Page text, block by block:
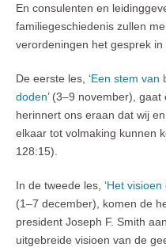
En consulenten en
familiegeschiedenis zullen
verordeningen het gesprek in
De eerste les, ‘Een stem van
doden’ (3–9 november),
herinnert ons eraan dat wij
elkaar tot volmaking kunnen
128:15).
In de tweede les, ‘Het
(1–7 december), komen de
president Joseph F. Smith
uitgebreide visioen van de